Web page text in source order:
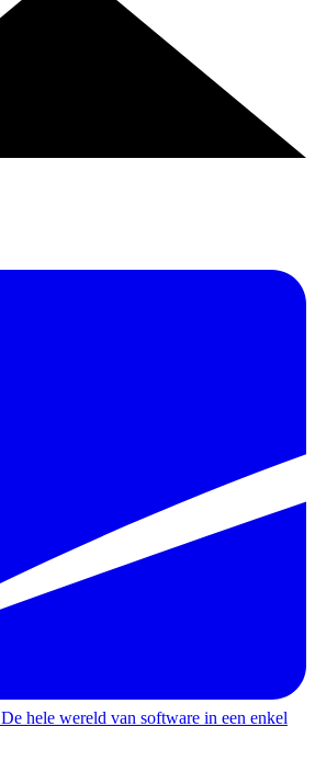
De hele wereld van software in een enkel